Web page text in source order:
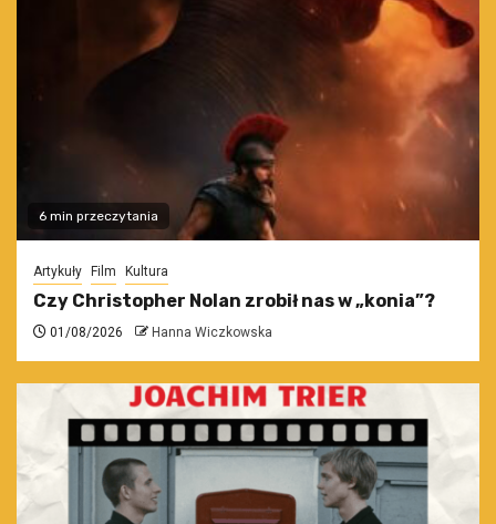
6 min przeczytania
Artykuły Film Kultura
Czy Christopher Nolan zrobił nas w „konia”?
01/08/2026 Hanna Wiczkowska